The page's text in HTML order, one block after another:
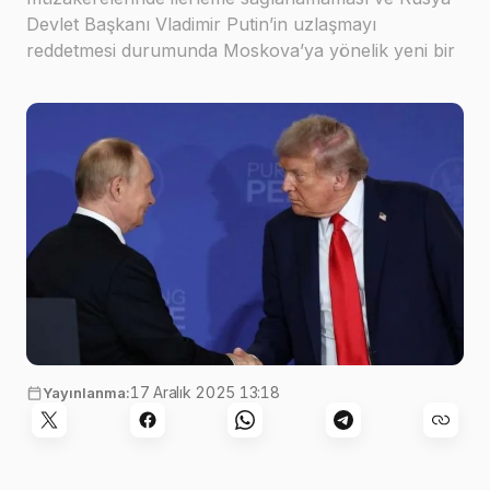
Devlet Başkanı Vladimir Putin’in uzlaşmayı
reddetmesi durumunda Moskova’ya yönelik yeni bir
Yayınlanma:17 Aralık 2025 13:18